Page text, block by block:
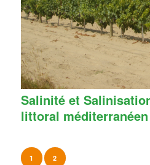
Salinité et
littoral méditerranéen
1 2